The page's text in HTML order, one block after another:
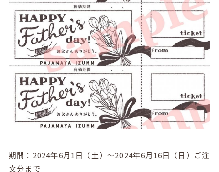
期間：2024年6月1日（土）〜2024年6月16日（日）ご注
文分まで